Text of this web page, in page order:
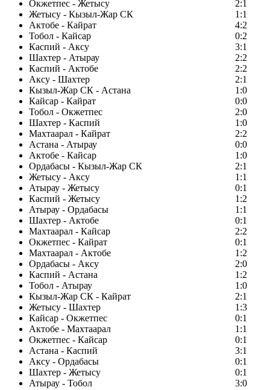
Окжетпес - Жетысу
2:1
Жетысу - Кызыл-Жар СК
1:1
Актобе - Кайрат
4:2
Тобол - Кайсар
0:2
Каспий - Аксу
3:1
Шахтер - Атырау
2:2
Каспий - Актобе
2:2
Аксу - Шахтер
2:1
Кызыл-Жар СК - Астана
1:0
Кайсар - Кайрат
0:0
Тобол - Окжетпес
2:0
Шахтер - Каспий
1:0
Махтаарал - Кайрат
2:2
Астана - Атырау
0:0
Актобе - Кайсар
1:0
Ордабасы - Кызыл-Жар СК
2:1
Жетысу - Аксу
1:1
Атырау - Жетысу
0:1
Каспий - Жетысу
1:2
Атырау - Ордабасы
1:1
Шахтер - Актобе
0:1
Махтаарал - Кайсар
2:2
Окжетпес - Кайрат
0:1
Махтаарал - Актобе
1:2
Ордабасы - Аксу
2:0
Каспий - Астана
1:2
Тобол - Атырау
1:0
Кызыл-Жар СК - Кайрат
2:1
Жетысу - Шахтер
1:3
Кайсар - Окжетпес
0:1
Актобе - Махтаарал
1:1
Окжетпес - Кайсар
0:1
Астана - Каспий
3:1
Аксу - Ордабасы
0:1
Шахтер - Жетысу
0:1
Атырау - Тобол
3:0